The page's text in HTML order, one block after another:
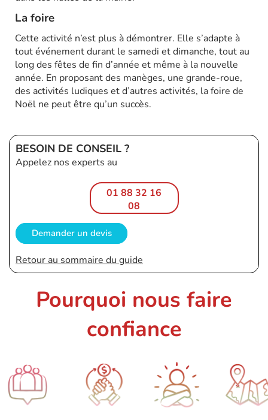
La foire
Cette activité n’est plus à démontrer. Elle s’adapte à
tout événement durant le samedi et dimanche, tout au
long des fêtes de fin d’année et même à la nouvelle
année. En proposant des manèges, une grande-roue,
des activités ludiques et d’autres activités, la foire de
Noël ne peut être qu’un succès.
BESOIN DE CONSEIL ?
Appelez nos experts au
01 88 32 16
08
Demander un devis
Retour au sommaire du guide
Pourquoi nous faire
confiance